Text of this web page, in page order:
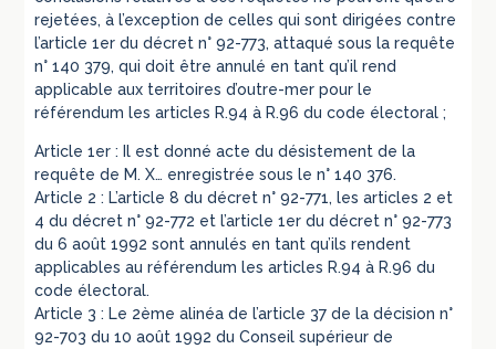
rejetées, à l’exception de celles qui sont dirigées contre
l’article 1er du décret n° 92-773, attaqué sous la requête
n° 140 379, qui doit être annulé en tant qu’il rend
applicable aux territoires d’outre-mer pour le
référendum les articles R.94 à R.96 du code électoral ;
Article 1er : Il est donné acte du désistement de la
requête de M. X… enregistrée sous le n° 140 376.
Article 2 : L’article 8 du décret n° 92-771, les articles 2 et
4 du décret n° 92-772 et l’article 1er du décret n° 92-773
du 6 août 1992 sont annulés en tant qu’ils rendent
applicables au référendum les articles R.94 à R.96 du
code électoral.
Article 3 : Le 2ème alinéa de l’article 37 de la décision n°
92-703 du 10 août 1992 du Conseil supérieur de